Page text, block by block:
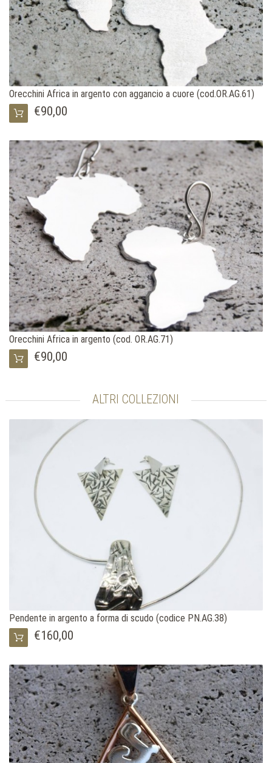
Orecchini Africa in argento con aggancio a cuore (cod.OR.AG.61)
€90,00
Orecchini Africa in argento (cod. OR.AG.71)
€90,00
ALTRI COLLEZIONI
Pendente in argento a forma di scudo (codice PN.AG.38)
€160,00